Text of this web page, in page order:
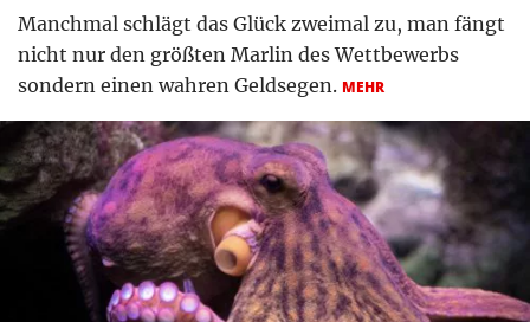
Manchmal schlägt das Glück zweimal zu, man fängt
nicht nur den größten Marlin des Wettbewerbs
sondern einen wahren Geldsegen. MEHR